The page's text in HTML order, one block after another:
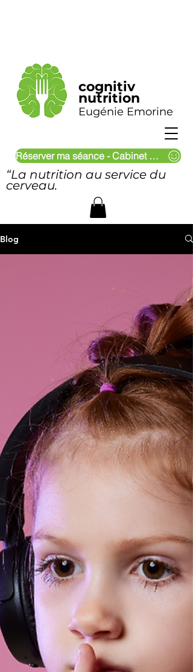
cognitiv
nutrition
Eugénie Emorine
Réserver ma séance - Cabinet & Visio
“La nutrition au service du
cerveau.
Blog